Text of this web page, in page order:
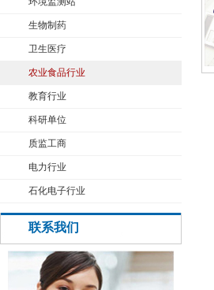
生物制药
卫生医疗
农业食品行业
教育行业
科研单位
质监工商
电力行业
石化电子行业
联系我们